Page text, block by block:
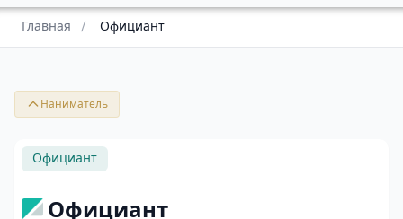
Главная / Официант
Наниматель
Официант
Официант